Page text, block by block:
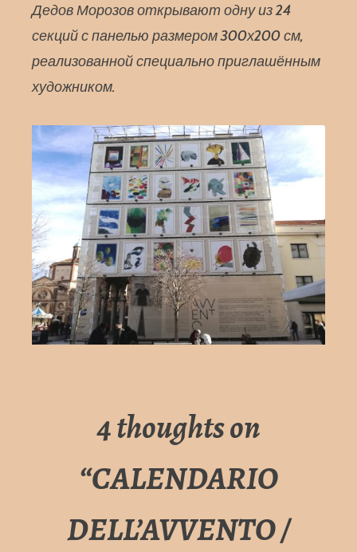
Дедов Морозов открывают одну из 24
секций с панелью размером 300х200 см,
реализованной специально приглашённым
художником.
4 thoughts on
“CALENDARIO
DELL’AVVENTO /